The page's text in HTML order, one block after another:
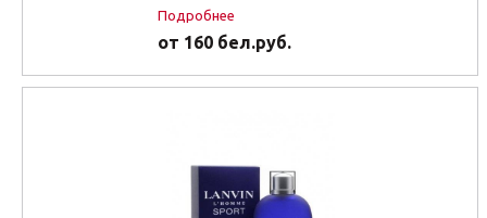
Подробнее
от 160 бел.руб.